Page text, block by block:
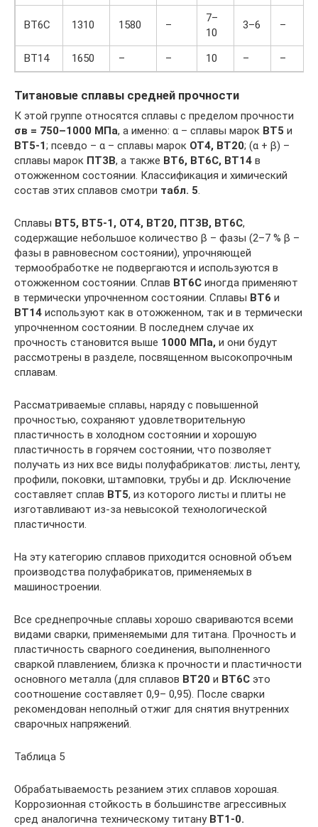
ВТ6С 1310 1580 –
7–
10
3–6 –
ВТ14 1650 – – 10 – –
Титановые сплавы средней прочности
К этой группе относятся сплавы с пределом прочности
σв = 750–1000 МПа, а именно: α – сплавы марок ВТ5 и
ВТ5-1; псевдо – α – сплавы марок ОТ4, ВТ20; (α + β) –
сплавы марок ПТ3В, а также ВТ6, ВТ6С, ВТ14 в
отожженном состоянии. Классификация и химический
состав этих сплавов смотри табл. 5
Сплавы ВТ5, ВТ5-1, ОТ4, ВТ20, ПТ3В, ВТ6С,
содержащие небольшое количество β – фазы (2–7 % β –
фазы в равновесном состоянии), упрочняющей
термообработке не подвергаются и используются в
отожженном состоянии. Сплав ВТ6С иногда применяют
в термически упрочненном состоянии. Сплавы ВТ6 и
ВТ14 используют как в отожженном, так и в термически
упрочненном состоянии. В последнем случае их
прочность становится выше 1000 МПа, и они будут
рассмотрены в разделе, посвященном высокопрочным
сплавам.
Рассматриваемые сплавы, наряду с повышенной
прочностью, сохраняют удовлетворительную
пластичность в холодном состоянии и хорошую
пластичность в горячем состоянии, что позволяет
получать из них все виды полуфабрикатов: листы, ленту,
профили, поковки, штамповки, трубы и др. Исключение
составляет сплав ВТ5, из которого листы и плиты не
изготавливают из-за невысокой технологической
пластичности.
На эту категорию сплавов приходится основной объем
производства полуфабрикатов, применяемых в
машиностроении.
Все среднепрочные сплавы хорошо свариваются всеми
видами сварки, применяемыми для титана. Прочность и
пластичность сварного соединения, выполненного
сваркой плавлением, близка к прочности и пластичности
основного металла (для сплавов ВТ20 и ВТ6С это
соотношение составляет 0,9– 0,95). После сварки
рекомендован неполный отжиг для снятия внутренних
сварочных напряжений.
Таблица 5
Обрабатываемость резанием этих сплавов хорошая.
Коррозионная стойкость в большинстве агрессивных
сред аналогична техническому титану ВТ1-0.